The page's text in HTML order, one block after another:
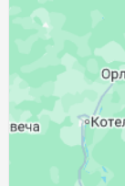
29, Сб
02:10
31, Пн 02:14